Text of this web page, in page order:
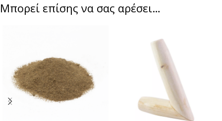
Μπορεί επίσης να σας αρέσει…